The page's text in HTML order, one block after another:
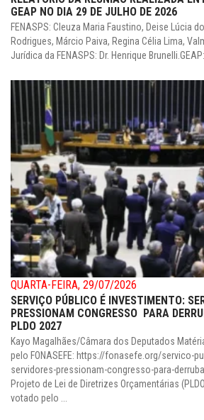
GEAP NO DIA 29 DE JULHO DE 2026
FENASPS: Cleuza Maria Faustino, Deise Lúcia
Rodrigues, Márcio Paiva, Regina Célia Lima,
Jurídica da FENASPS: Dr. Henrique
QUARTA-FEIRA, 29/07/2026
SERVIÇO PÚBLICO É INVESTIMENTO:
PRESSIONAM CONGRESSO PARA
PLDO 2027
Kayo Magalhães/Câmara dos Deputados
pelo FONASEFE: https://fonasefe.org/servico-
servidores-pressionam-congresso-para-
Projeto de Lei de Diretrizes Orçamentárias
votado pelo ...